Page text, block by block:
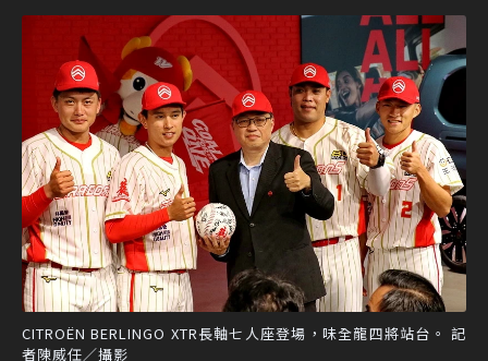
CITROËN BERLINGO XTR長軸七人座登場，味全龍四將站台。 記
者陳威任／攝影